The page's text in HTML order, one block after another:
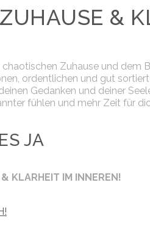
&
Zuhause und dem
ordentlichen und gut
Gedanken und deiner
fühlen und mehr Zeit für
JA
KLARHEIT IM INNEREN!